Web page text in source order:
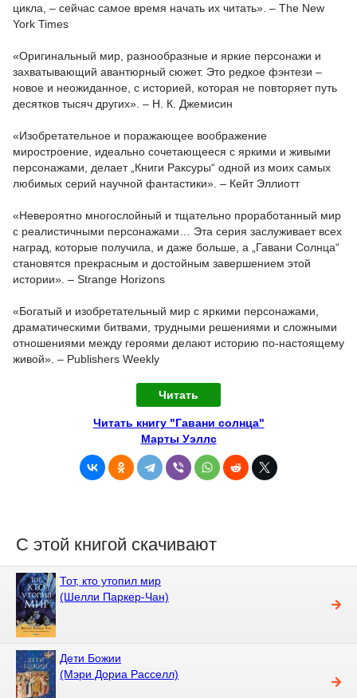
цикла, – сейчас самое время начать их читать». – The New
York Times
«Оригинальный мир, разнообразные и яркие персонажи и
захватывающий авантюрный сюжет. Это редкое фэнтези –
новое и неожиданное, с историей, которая не повторяет путь
десятков тысяч других». – Н. К. Джемисин
«Изобретательное и поражающее воображение
миростроение, идеально сочетающееся с яркими и живыми
персонажами, делает „Книги Раксуры“ одной из моих самых
любимых серий научной фантастики». – Кейт Эллиотт
«Невероятно многослойный и тщательно проработанный мир
с реалистичными персонажами… Эта серия заслуживает всех
наград, которые получила, и даже больше, а „Гавани Солнца“
становятся прекрасным и достойным завершением этой
истории». – Strange Horizons
«Богатый и изобретательный мир с яркими персонажами,
драматическими битвами, трудными решениями и сложными
отношениями между героями делают историю по-настоящему
живой». – Publishers Weekly
Читать
Читать книгу "Гавани солнца"
Марты Уэллс
С этой книгой скачивают
Тот, кто утопил мир
(Шелли Паркер-Чан)
Дети Божии
(Мэри Дориа Расселл)